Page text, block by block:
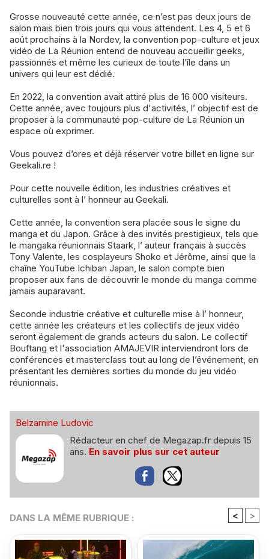
Grosse nouveauté cette année, ce n’est pas deux jours de
salon mais bien trois jours qui vous attendent. Les 4, 5 et 6
août prochains à la Nordev, la convention pop-culture et jeux
vidéo de La Réunion entend de nouveau accueillir geeks,
passionnés et même les curieux de toute l’île dans un
univers qui leur est dédié.
En 2022, la convention avait attiré plus de 16 000 visiteurs.
Cette année, avec toujours plus d'activités, l’ objectif est de
proposer à la communauté pop-culture de La Réunion un
espace où exprimer.
Vous pouvez d’ores et déjà réserver votre billet en ligne sur
Geekali.re !
Pour cette nouvelle édition, les industries créatives et
culturelles sont à l’ honneur au Geekali.
Cette année, la convention sera placée sous le signe du
manga et du Japon. Grâce à des invités prestigieux, tels que
le mangaka réunionnais Staark, l’ auteur français à succès
Tony Valente, les cosplayeurs Shoko et Jérôme, ainsi que la
chaîne YouTube Ichiban Japan, le salon compte bien
proposer aux fans de découvrir le monde du manga comme
jamais auparavant.
Seconde industrie créative et culturelle mise à l’ honneur,
cette année les créateurs et les collectifs de jeux vidéo
seront également de grands acteurs du salon. Le collectif
Bouftang et l'association AMAJEVIR interviendront lors de
conférences et masterclass tout au long de l’événement, en
présentant les dernières sorties du monde du jeu vidéo
réunionnais.
Belzamine Ludovic
Rédacteur en chef de Megazap.fr depuis 15
ans. En savoir plus sur cet auteur
DANS LA MÊME RUBRIQUE : < >